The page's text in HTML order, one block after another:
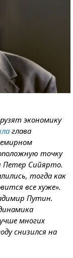
экономику
глава
точку
Петер Сийярто.
тогда как
все хуже».
Путин.
многих
снизился на